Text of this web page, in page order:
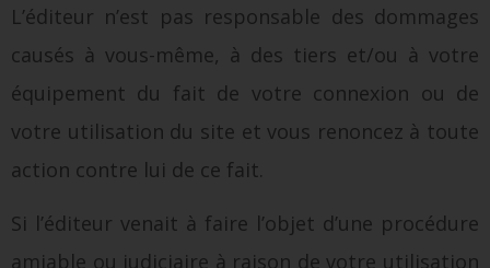
L’éditeur n’est pas responsable des dommages
causés à vous-même, à des tiers et/ou à votre
équipement du fait de votre connexion ou de
votre utilisation du site et vous renoncez à toute
action contre lui de ce fait.
Si l’éditeur venait à faire l’objet d’une procédure
amiable ou judiciaire à raison de votre utilisation